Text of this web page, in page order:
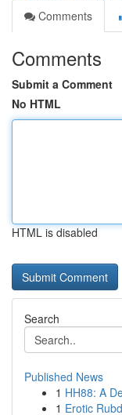
Comments
Comments
Submit a Comment
No HTML
HTML is disabled
Search
Published News
1 HH88: A
1 Erotic